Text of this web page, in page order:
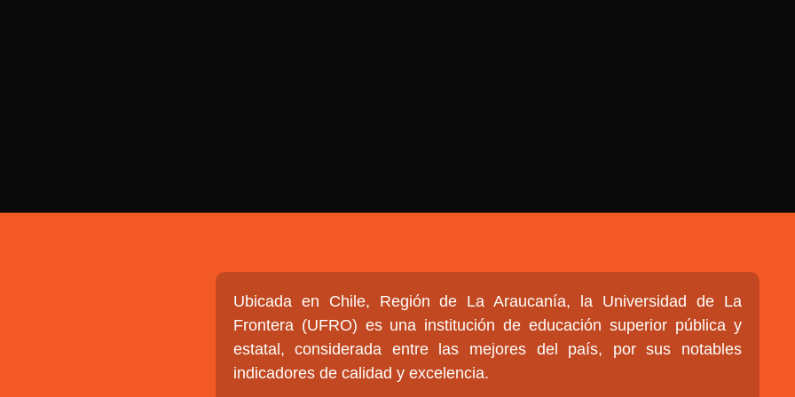
NUESTRO EQUIPO
Ubicada en Chile, Región de La Araucanía, la Universidad de La
Frontera (UFRO) es una institución de educación superior pública y
estatal, considerada entre las mejores del país, por sus notables
indicadores de calidad y excelencia.